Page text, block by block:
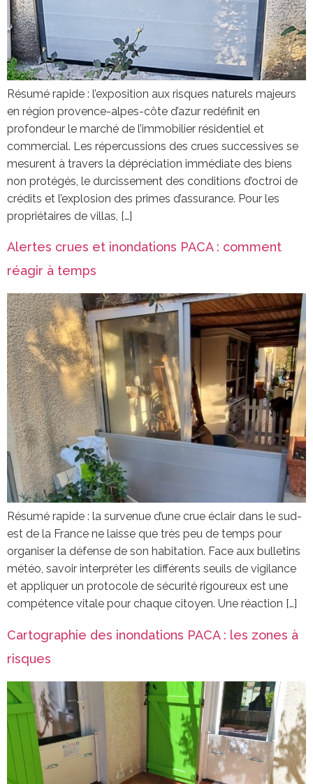
Résumé rapide : l’exposition aux risques naturels majeurs
en région provence-alpes-côte d’azur redéfinit en
profondeur le marché de l’immobilier résidentiel et
commercial. Les répercussions des crues successives se
mesurent à travers la dépréciation immédiate des biens
non protégés, le durcissement des conditions d’octroi de
crédits et l’explosion des primes d’assurance. Pour les
propriétaires de villas, […]
Alertes crues et inondations PACA : comment
réagir à temps
Résumé rapide : la survenue d’une crue éclair dans le sud-
est de la France ne laisse que très peu de temps pour
organiser la défense de son habitation. Face aux bulletins
météo, savoir interpréter les différents seuils de vigilance
et appliquer un protocole de sécurité rigoureux est une
compétence vitale pour chaque citoyen. Une réaction […]
Cartographie des inondations PACA : les zones à
risques